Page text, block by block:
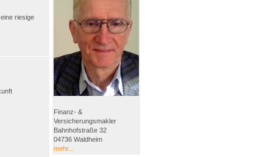
riesige
Finanz- &
Versicherungsmakler
Bahnhofstraße 32
04736 Waldheim
mehr...